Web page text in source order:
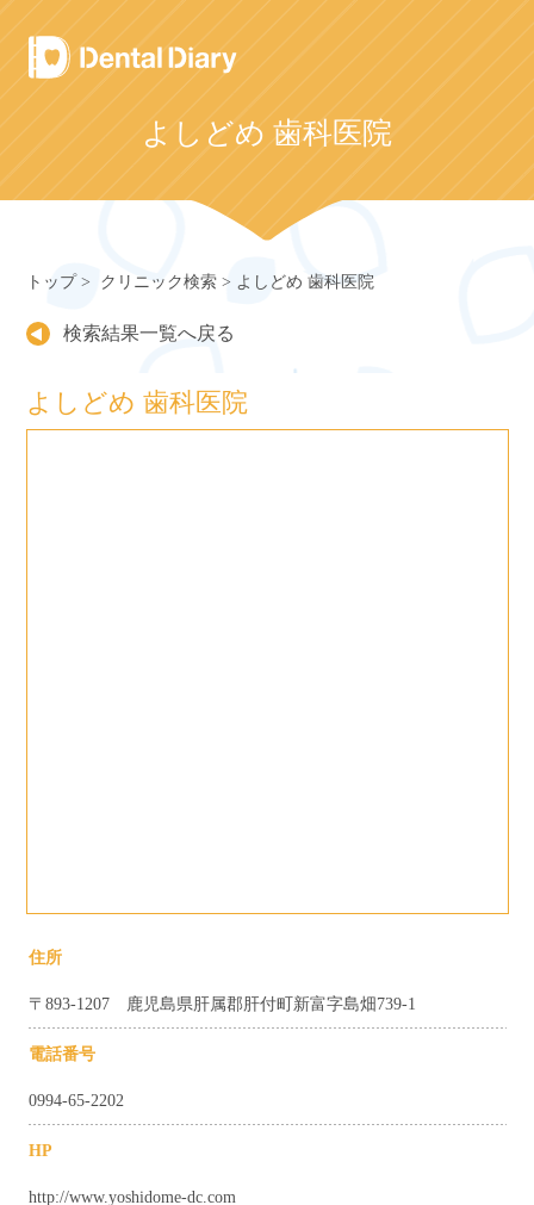
Skip
to
content
よしどめ 歯科医院
トップ クリニック検索 よしどめ 歯科医院
検索結果一覧へ戻る
よしどめ 歯科医院
住所
〒893-1207 鹿児島県肝属郡肝付町新富字島畑739-1
電話番号
0994-65-2202
HP
http://www.yoshidome-dc.com